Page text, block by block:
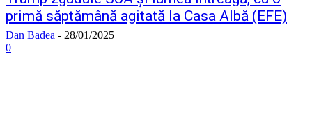
primă săptămână agitată la Casa Albă (EFE)
Dan Badea - 28/01/2025
0